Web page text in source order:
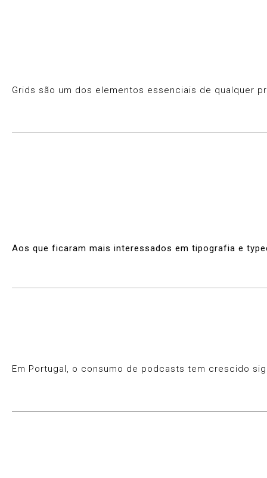
Grids são um dos elementos essenciais de qualquer
Aos que ficaram mais interessados em tipografia e
Em Portugal, o consumo de podcasts tem crescido